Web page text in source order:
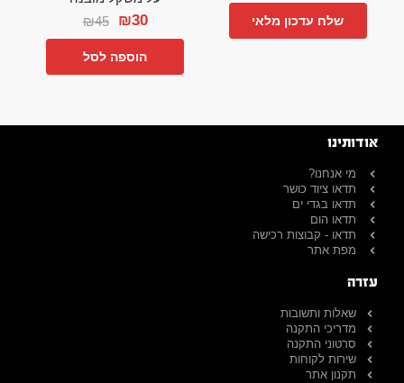
שלח עדכון מלאי
₪45 ₪30
הוספה לסל
אודותינו
מי אנחנו?
תדאו ציוד כושר
תדאו בגדי ים
תדאו הום
תדאו - קבוצות רכישה
מפת אתר
עזרה
שאלות ותשובות
מדריכי התקנה
סרטוני התקנה
שירות לקוחות
תקנון אתר